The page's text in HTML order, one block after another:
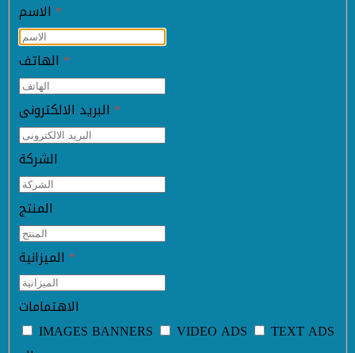
الاسم *
الهاتف *
البريد الالكترونى *
الشركة
المنتج
الميزانية *
الاهتمامات
IMAGES BANNERS
VIDEO ADS
TEXT ADS